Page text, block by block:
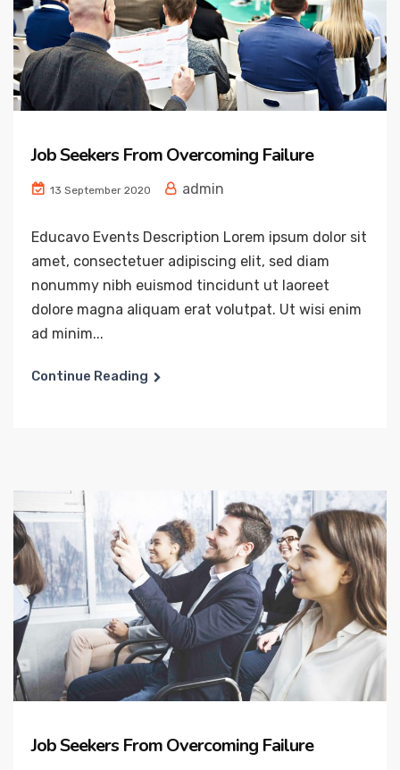
Job Seekers From Overcoming Failure
13 September 2020 admin
Educavo Events Description Lorem ipsum dolor sit
amet, consectetuer adipiscing elit, sed diam
nonummy nibh euismod tincidunt ut laoreet
dolore magna aliquam erat volutpat. Ut wisi enim
ad minim...
Continue Reading
Job Seekers From Overcoming Failure